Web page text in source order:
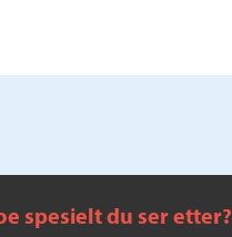
spesielt du ser etter?